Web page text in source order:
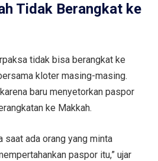
Tidak Berangkat ke
tidak bisa berangkat ke
kloter masing-masing.
baru menyetorkan paspor
ke Makkah.
saat ada orang yang minta
paspor itu,” ujar